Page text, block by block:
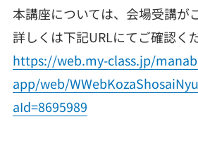
本講座については、会場受講が
詳しくは下記URLにてご確認く
https://web.my-class.jp/
app/web/
aId=8695989